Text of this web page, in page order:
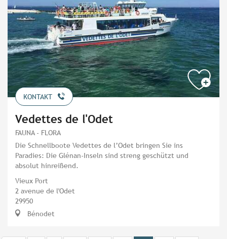
KONTAKT
Vedettes de l'Odet
FAUNA - FLORA
Die Schnellboote Vedettes de l’Odet bringen Sie ins
Paradies: Die Glénan-Inseln sind streng geschützt und
absolut hinreißend.
Vieux Port
2 avenue de l'Odet
29950
Bénodet